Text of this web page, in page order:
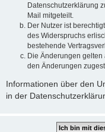
Datenschutzerklärung
Mail mitgeteilt.
Der Nutzer ist
des Widerspruchs
bestehende
Die Änderungen
den Änderungen
Informationen über den
in der